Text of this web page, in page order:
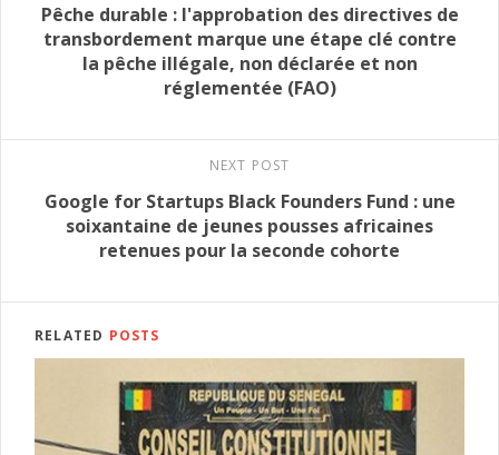
Pêche durable : l'approbation des directives de
transbordement marque une étape clé contre
la pêche illégale, non déclarée et non
réglementée (FAO)
NEXT POST
Google for Startups Black Founders Fund : une
soixantaine de jeunes pousses africaines
retenues pour la seconde cohorte
RELATED POSTS